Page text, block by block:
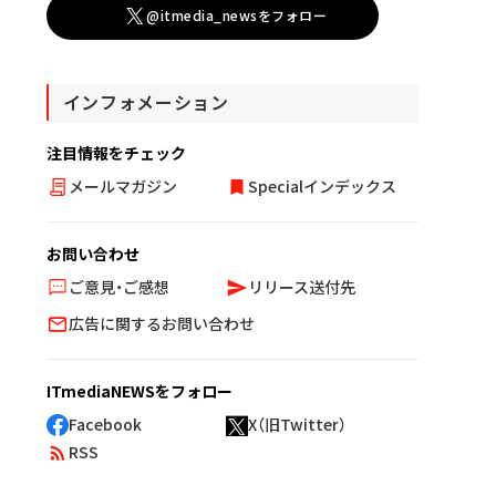
@itmedia_newsをフォロー
インフォメーション
注目情報をチェック
メールマガジン
Specialインデックス
お問い合わせ
ご意見・ご感想
リリース送付先
広告に関するお問い合わせ
ITmediaNEWSをフォロー
Facebook
X（旧Twitter）
RSS